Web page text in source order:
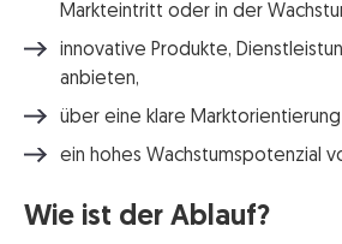
Markteintritt oder in der
innovative Produkte,
anbieten,
über eine klare
ein hohes Wachstumspotenzial
Wie ist der Ablauf?